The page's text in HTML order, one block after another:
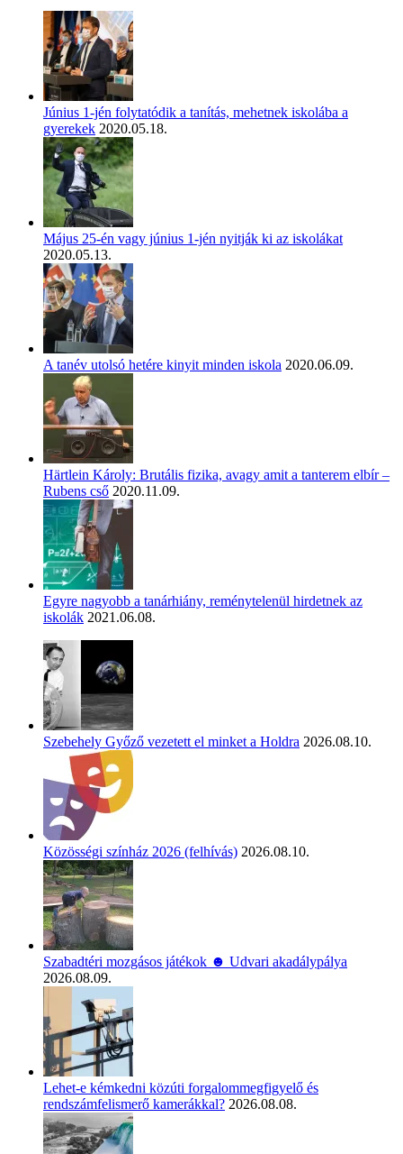
Június 1-jén folytatódik a tanítás, mehetnek iskolába a
gyerekek 2020.05.18.
Május 25-én vagy június 1-jén nyitják ki az iskolákat
2020.05.13.
A tanév utolsó hetére kinyit minden iskola 2020.06.09.
Härtlein Károly: Brutális fizika, avagy amit a tanterem elbír –
Rubens cső 2020.11.09.
Egyre nagyobb a tanárhiány, reménytelenül hirdetnek az
iskolák 2021.06.08.
Szebehely Győző vezetett el minket a Holdra 2026.08.10.
Közösségi színház 2026 (felhívás) 2026.08.10.
Szabadtéri mozgásos játékok ☻ Udvari akadálypálya
2026.08.09.
Lehet-e kémkedni közúti forgalommegfigyelő és
rendszámfelismerő kamerákkal? 2026.08.08.